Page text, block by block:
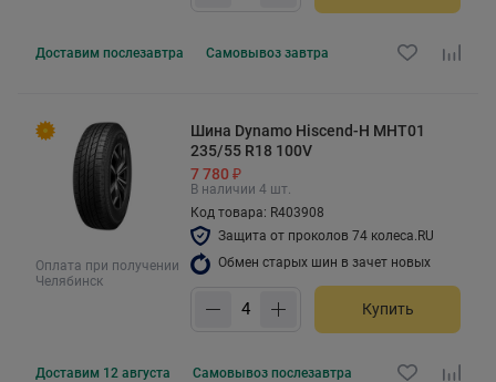
Доставим послезавтра Самовывоз завтра
Оплата при получении
Челябинск
Шина Dynamo Hiscend-H MHT01
235/55 R18 100V
7 780 ₽
В наличии 4 шт.
Код товара: R403908
Защита от проколов 74 колеса.RU
Обмен старых шин в зачет новых
Купить
Доставим 12 августа Самовывоз послезавтра